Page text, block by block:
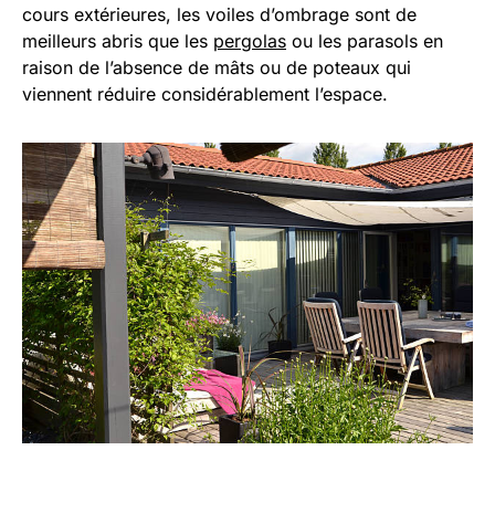
cours extérieures, les voiles d’ombrage sont de
meilleurs abris que les pergolas ou les parasols en
raison de l’absence de mâts ou de poteaux qui
viennent réduire considérablement l’espace.